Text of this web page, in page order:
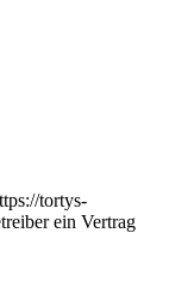
tortys-
ein Vertrag